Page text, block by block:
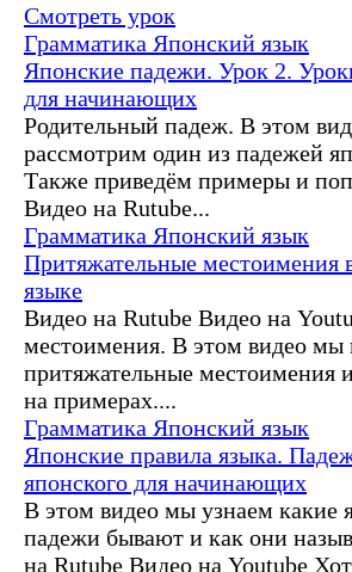
Смотреть урок
Грамматика Японский язык
Японские падежи. Урок 2.
для начинающих
Родительный падеж. В этом
рассмотрим один из падежей
Также приведём примеры и
Видео на Rutube...
Грамматика Японский язык
Притяжательные местоимения
языке
Видео на Rutube Видео на
местоимения. В этом видео мы
притяжательные местоимения
на примерах....
Грамматика Японский язык
Японские правила языка.
японского для начинающих
В этом видео мы узнаем какие
падежи бывают и как они
на Rutube Видео на Youtube